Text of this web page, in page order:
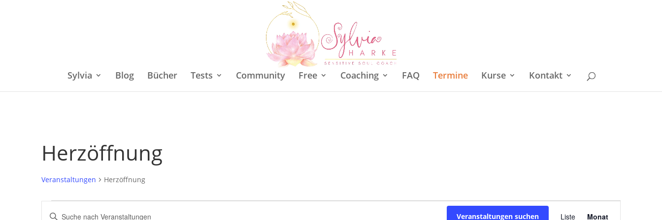
Sylvia Blog Bücher Tests Community Free Coaching FAQ Termine Kurse Kontakt
Herzöffnung
Veranstaltungen Herzöffnung
Veranstaltungen
Bitte
Veranstaltungen suchen Liste Monat